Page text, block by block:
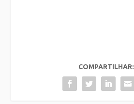
COMPARTILHAR: